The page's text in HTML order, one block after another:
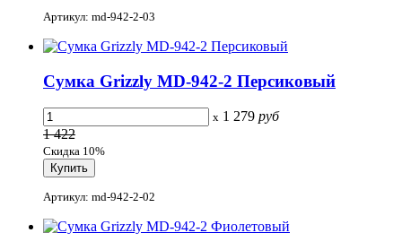
Артикул: md-942-2-03
Сумка Grizzly MD-942-2 Персиковый
x 1 279 руб
1 422
Скидка 10%
Артикул: md-942-2-02